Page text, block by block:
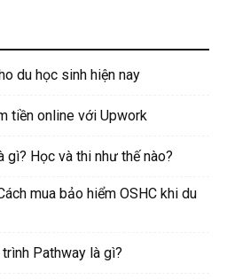
du học sinh hiện nay
tiền online với Upwork
gì? Học và thi như thế nào?
mua bảo hiểm OSHC khi du
Pathway là gì?